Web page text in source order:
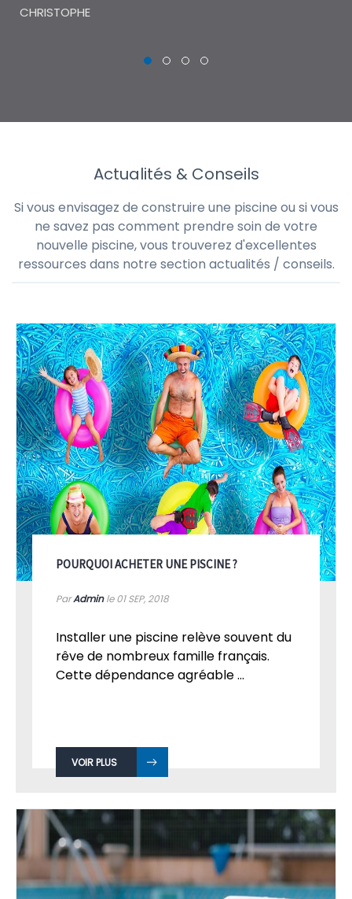
CHRISTOPHE
Actualités & Conseils
Si vous envisagez de construire une piscine ou si vous
ne savez pas comment prendre soin de votre
nouvelle piscine, vous trouverez d'excellentes
ressources dans notre section actualités / conseils.
POURQUOI ACHETER UNE PISCINE ?
ParAdminle 01SEP, 2018
Installer une piscine relève souvent du
rêve de nombreux famille français.
Cette dépendance agréable ...
VOIR PLUS